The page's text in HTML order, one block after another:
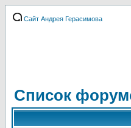
Сайт Андрея Герасимова
Список